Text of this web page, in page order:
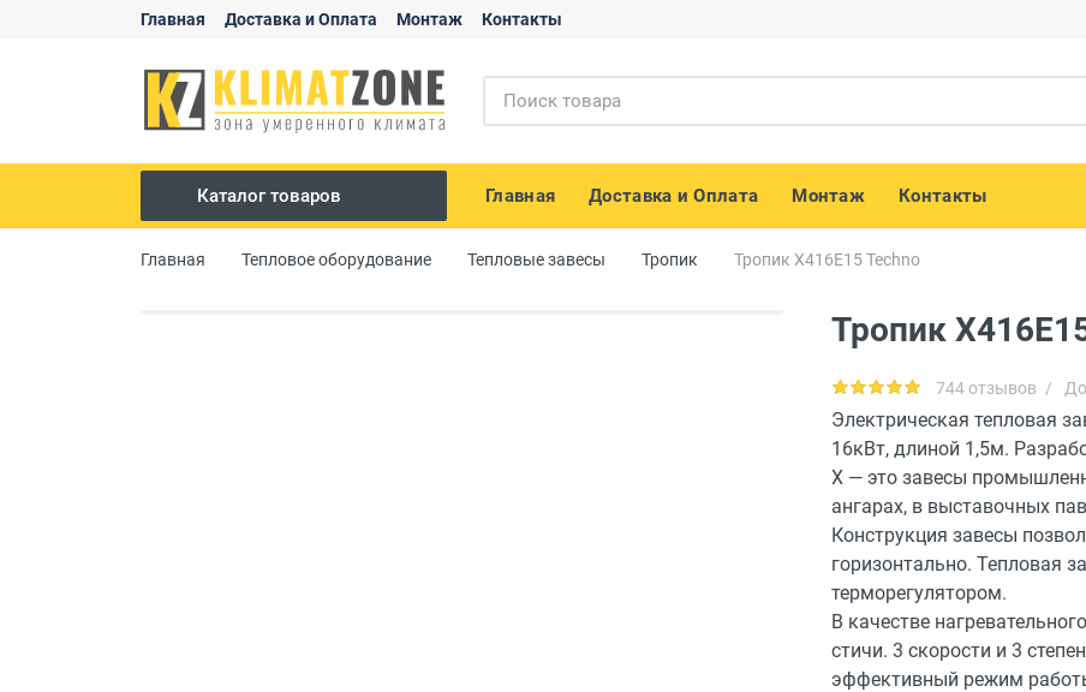
Главная Доставка и Оплата Монтаж Контакты
Сплит системы
Каталог товаров Главная Доставка и Оплата Монтаж Контакты
Главная Тепловое оборудование Тепловые завесы Тропик Тропик X416E15 Techno
Тропик
744 отзывов /
Электрическая тепловая
16кВт, длиной 1,5м.
Х — это завесы
ангарах, в выставочных
Конструкция завесы
горизонтально. Тепловая
терморегулятором.
В качестве
стичи. 3 скорости и 3
эффективный режим